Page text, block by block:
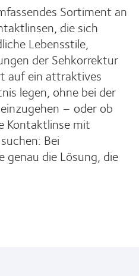
Sortiment an
die sich
Lebensstile,
der Sehkorrektur
auf ein attraktives
legen, ohne bei der
– oder ob
Kontaktlinse mit
Bei
genau die Lösung, die